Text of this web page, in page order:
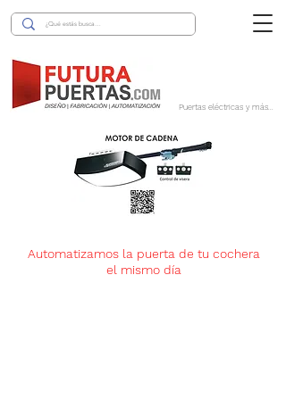
Puertas eléctricas y más...
Automatizamos la puerta de tu cochera
el mismo día